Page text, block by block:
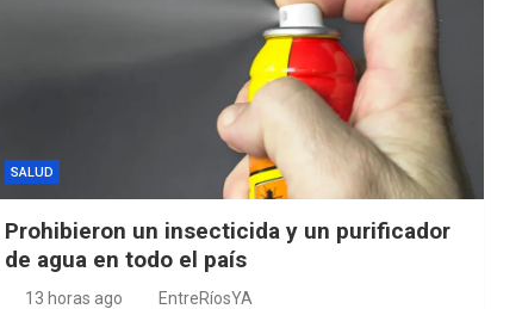
SALUD
Prohibieron un insecticida y un purificador
de agua en todo el país
13 horas ago EntreRíosYA